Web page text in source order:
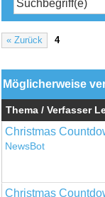
« Zurück 4
Möglicherweise
Thema / Verfasser
Christmas
NewsBot
Christmas